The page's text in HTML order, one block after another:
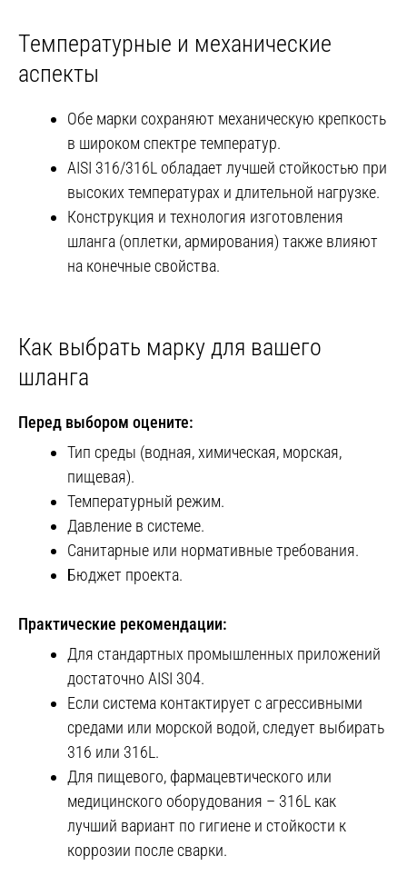
Температурные и механические
аспекты
Обе марки сохраняют механическую крепкость
в широком спектре температур.
AISI 316/316L обладает лучшей стойкостью при
высоких температурах и длительной нагрузке.
Конструкция и технология изготовления
шланга (оплетки, армирования) также влияют
на конечные свойства.
Как выбрать марку для вашего
шланга
Перед выбором оцените:
Тип среды (водная, химическая, морская,
пищевая).
Температурный режим.
Давление в системе.
Санитарные или нормативные требования.
Бюджет проекта.
Практические рекомендации:
Для стандартных промышленных приложений
достаточно AISI 304.
Если система контактирует с агрессивными
средами или морской водой, следует выбирать
316 или 316L.
Для пищевого, фармацевтического или
медицинского оборудования – 316L как
лучший вариант по гигиене и стойкости к
коррозии после сварки.